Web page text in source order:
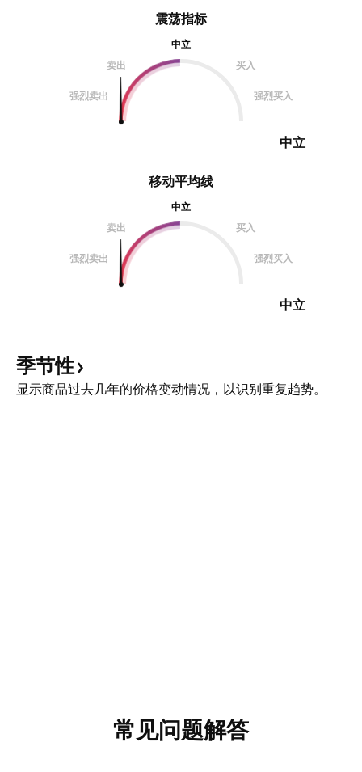
震荡指标
中立
卖出
买入
强烈卖出 强烈买入
中立
移动平均线
中立
卖出
买入
强烈卖出 强烈买入
中立
季节性
显示商品过去几年的价格变动情况，以识别重复趋势。
常见问题解答